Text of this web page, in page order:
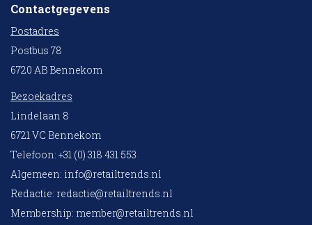
Contactgegevens
Postadres
Postbus 78
6720 AB Bennekom
Bezoekadres
Lindelaan 8
6721 VC Bennekom
Telefoon: +31 (0) 318 431 553
Algemeen: info@retailtrends.nl
Redactie: redactie@retailtrends.nl
Membership: member@retailtrends.nl